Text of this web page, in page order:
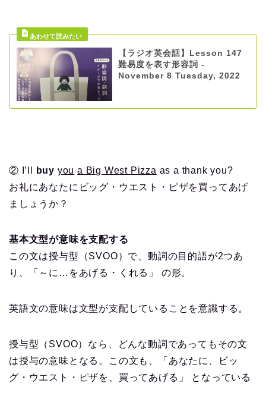
【ラジオ英会話】Lesson 147
難易度を表す形容詞 -
November 8 Tuesday, 2022
② I’ll buy you a Big West Pizza as a thank you?
お礼にあなたにビッグ・ウエスト・ピザを買ってあげ
ましょうか？
基本文型が意味を支配する
この文は授与型（SVOO）で、動詞の目的語が2つあ
り、「～に…をあげる・くれる」 の形。
英語文の意味は文型が支配していることを意識する。
授与型（SVOO）なら、どんな動詞であってもその文
は授与の意味となる。この文も、「あなたに、ビッ
グ・ウエスト・ピザを、買ってあげる」 となっている